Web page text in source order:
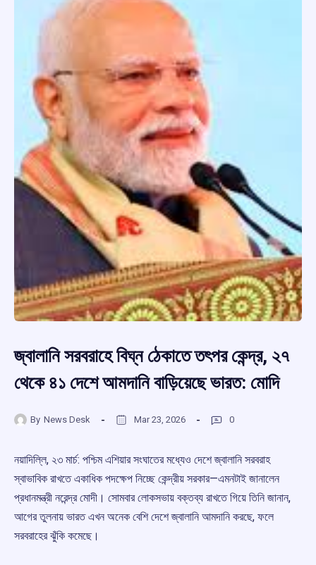
জ্বালানি সরবরাহে বিঘ্ন ঠেকাতে তৎপর কেন্দ্র, ২৭
থেকে ৪১ দেশে আমদানি বাড়িয়েছে ভারত: মোদি
By News Desk Mar 23, 2026 0
নয়াদিল্লি, ২৩ মার্চ: পশ্চিম এশিয়ার সংঘাতের মধ্যেও দেশে জ্বালানি সরবরাহ
স্বাভাবিক রাখতে একাধিক পদক্ষেপ নিচ্ছে কেন্দ্রীয় সরকার—এমনটাই জানালেন
প্রধানমন্ত্রী নরেন্দ্র মোদী। সোমবার লোকসভায় বক্তব্য রাখতে গিয়ে তিনি জানান,
আগের তুলনায় ভারত এখন অনেক বেশি দেশে জ্বালানি আমদানি করছে, ফলে
সরবরাহের ঝুঁকি কমেছে।